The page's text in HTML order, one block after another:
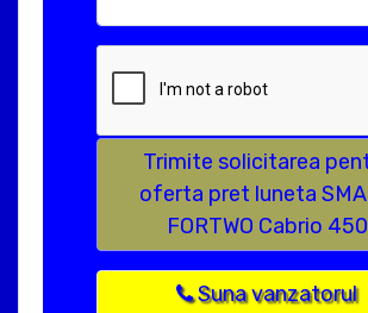
Trimite solicitarea
oferta pret luneta
FORTWO Cabrio 450
Suna vanzatorul